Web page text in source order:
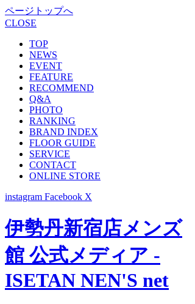
ページトップへ
CLOSE
TOP
NEWS
EVENT
FEATURE
RECOMMEND
Q&A
PHOTO
RANKING
BRAND INDEX
FLOOR GUIDE
SERVICE
CONTACT
ONLINE STORE
instagram Facebook X
伊勢丹新宿店メンズ
館 公式メディア -
ISETAN NEN'S net